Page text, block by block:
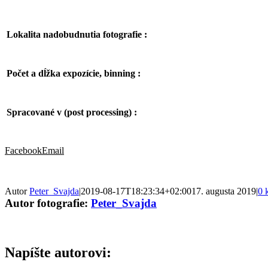
Lokalita nadobudnutia fotografie :
Počet a dĺžka expozície, binning :
Spracované v (post processing) :
FacebookEmail
AutorPeter_Svajda|2019-08-17T18:23:34+02:0017. augusta 2019|0
Autor fotografie: Peter_Svajda
Napíšte autorovi: